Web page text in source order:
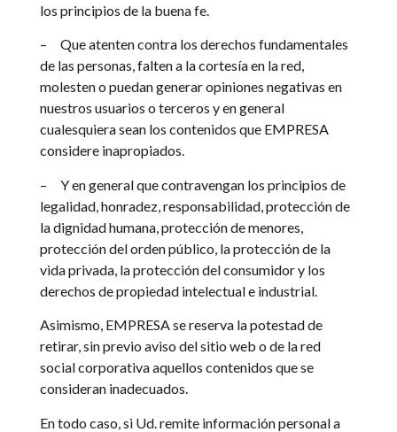
los principios de la buena fe.
–
Que atenten contra los derechos fundamentales
de las personas, falten a la cortesía en la red,
molesten o puedan generar opiniones negativas en
nuestros usuarios o terceros y en general
cualesquiera sean los contenidos que EMPRESA
considere inapropiados.
–
Y en general que contravengan los principios de
legalidad, honradez, responsabilidad, protección de
la dignidad humana, protección de menores,
protección del orden público, la protección de la
vida privada, la protección del consumidor y los
derechos de propiedad intelectual e industrial.
Asimismo, EMPRESA se reserva la potestad de
retirar, sin previo aviso del sitio web o de la red
social corporativa aquellos contenidos que se
consideran inadecuados.
En todo caso, si Ud. remite información personal a